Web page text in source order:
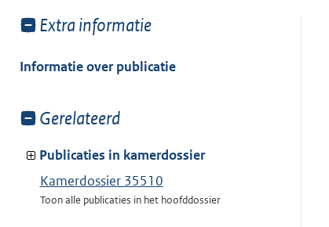
Toon
van:
Extra informatie
Informatie over publicatie
Toon
van:
Gerelateerd
Publicaties in kamerdossier
Kamerdossier 35510
Toon alle publicaties in het hoofddossier